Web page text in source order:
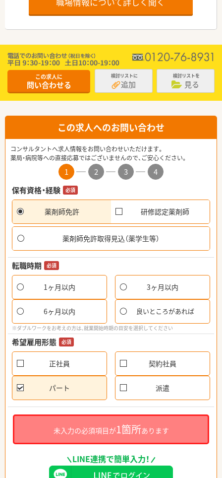
この求人に
問い合わせる
検討リストに
追加
検討リストを
見る
この求人へのお問い合わせ
コンサルタントへ求人情報をお問い合わせいただけます。
薬局・病院等への直接応募ではございませんので、ご安心ください。
1 2 3
4
保有資格・経験
必須
薬剤師免許 研修認定薬剤師
薬剤師免許取得見込（薬学生等）
転職時期 必須
1ヶ月以内 3ヶ月以内
6ヶ月以内 良いところがあれば
※ダブルワークをお考えの方は、就業開始時期の目安を選択してください
希望雇用形態 必須
正社員 契約社員
パート 派遣
未入力の必須項目が1箇所あります
LINE連携で簡単入力！